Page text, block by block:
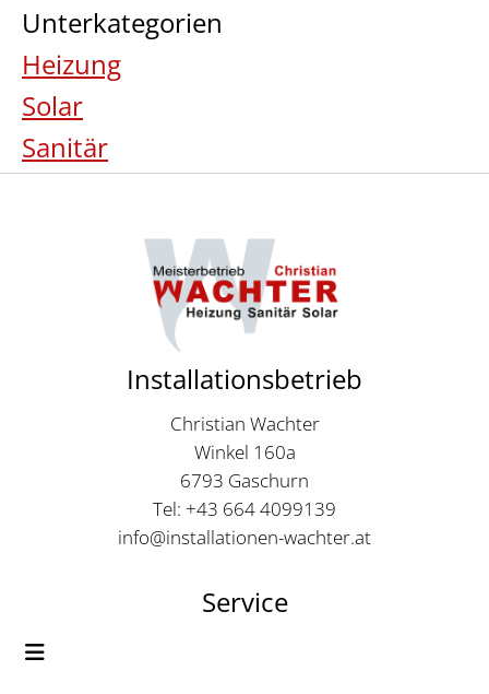
Unterkategorien
Heizung
Solar
Sanitär
Installationsbetrieb
Christian Wachter
Winkel 160a
6793 Gaschurn
Tel: +43 664 4099139
info@installationen-wachter.at
Service